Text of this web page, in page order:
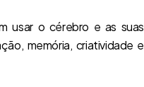
usar o cérebro e as suas
memória, criatividade e